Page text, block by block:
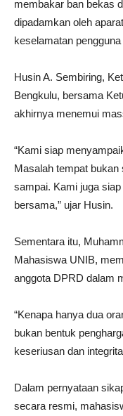
membakar ban bekas
dipadamkan oleh
keselamatan pengguna
Husin A. Sembiring,
Bengkulu, bersama
akhirnya menemui
“Kami siap
Masalah tempat
sampai. Kami juga
bersama,” ujar Husin.
Sementara itu,
Mahasiswa UNIB,
anggota DPRD dalam
“Kenapa hanya dua
bukan bentuk
keseriusan dan
Dalam pernyataan
secara resmi,